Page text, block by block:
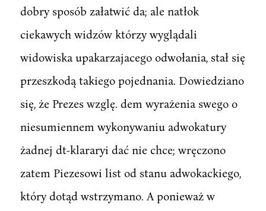
dobry sposób załatwić da; ale natłok
ciekawych widzów którzy wyglądali
widowiska upakarzajacego odwołania, stał się
przeszkodą takiego pojednania. Dowiedziano
się, że Prezes wzglę. dem wyrażenia swego o
niesumiennem wykonywaniu adwokatury
żadnej dt-klararyi dać nie chce; wręczono
zatem Piezesowi list od stanu adwokackiego,
który dotąd wstrzymano. A ponieważ w